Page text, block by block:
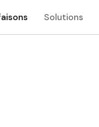
Solutions